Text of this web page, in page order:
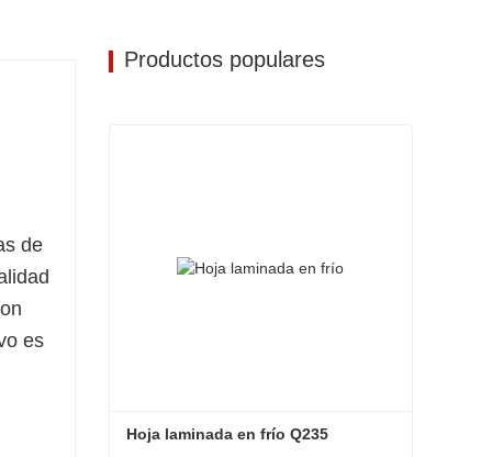
de
es
Productos populares
Hoja laminada en frío Q235